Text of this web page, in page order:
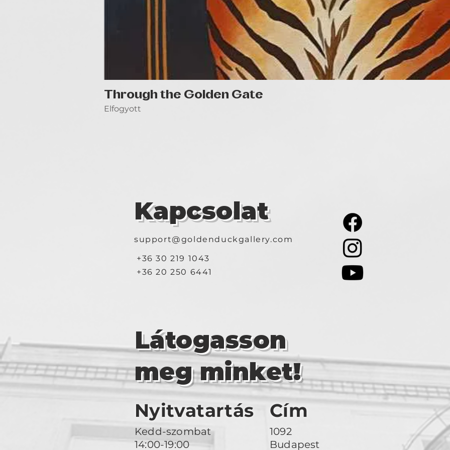
Through the Golden Gate
Elfogyott
Kapcsolat
support@goldenduckgallery.com
+36 30 219 1043
+36 20 250 6441
Látogasson
meg minket!
Nyitvatartás Cím
Kedd-szombat
14:00-19:00
1092
Budapest